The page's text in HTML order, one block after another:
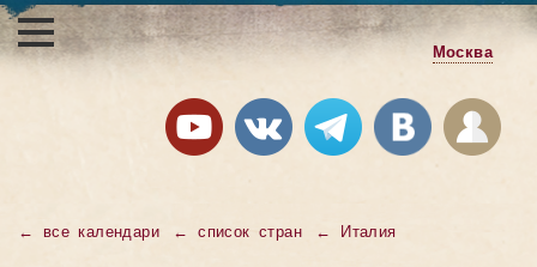
Москва
← все календари ←список стран ← Италия